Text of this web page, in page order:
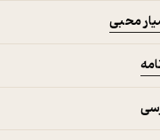
اشتاین بک
محبی